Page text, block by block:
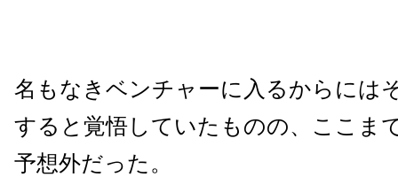
名もなきベンチャーに入るからには
すると覚悟していたものの、ここま
予想外だった。